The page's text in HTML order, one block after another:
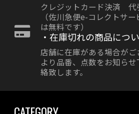
クレジットカード決済 代
（佐川急便e-コレクトサ
は無料です）
・在庫切れの商品につ
店舗に在庫がある場合が
より品番、点数をお知ら
絡致します。